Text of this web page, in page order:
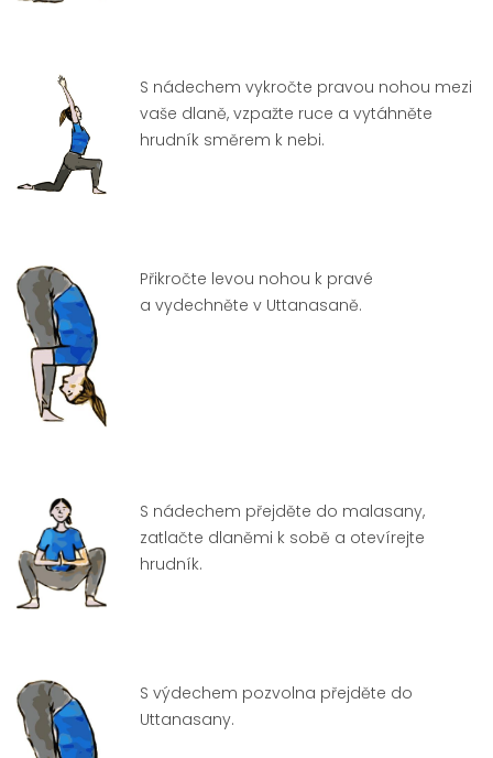
S nádechem vykročte pravou nohou mezi
vaše dlaně, vzpažte ruce a vytáhněte
hrudník směrem k nebi.
Přikročte levou nohou k pravé
a vydechněte v Uttanasaně.
S nádechem přejděte do malasany,
zatlačte dlaněmi k sobě a otevírejte
hrudník.
S výdechem pozvolna přejděte do
Uttanasany.